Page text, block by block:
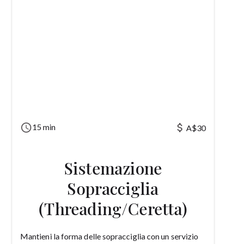
schedule15 min attach_money A$30
Sistemazione
Sopracciglia
(Threading/Ceretta)
Mantieni la forma delle sopracciglia con un servizio